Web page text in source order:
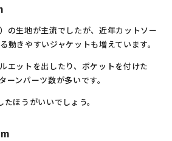
の生地が主流でしたが、近年カットソー
動きやすいジャケットも増えています。
エットを出したり、ポケットを付けた
ーンパーツ数が多いです。
ほうがいいでしょう。